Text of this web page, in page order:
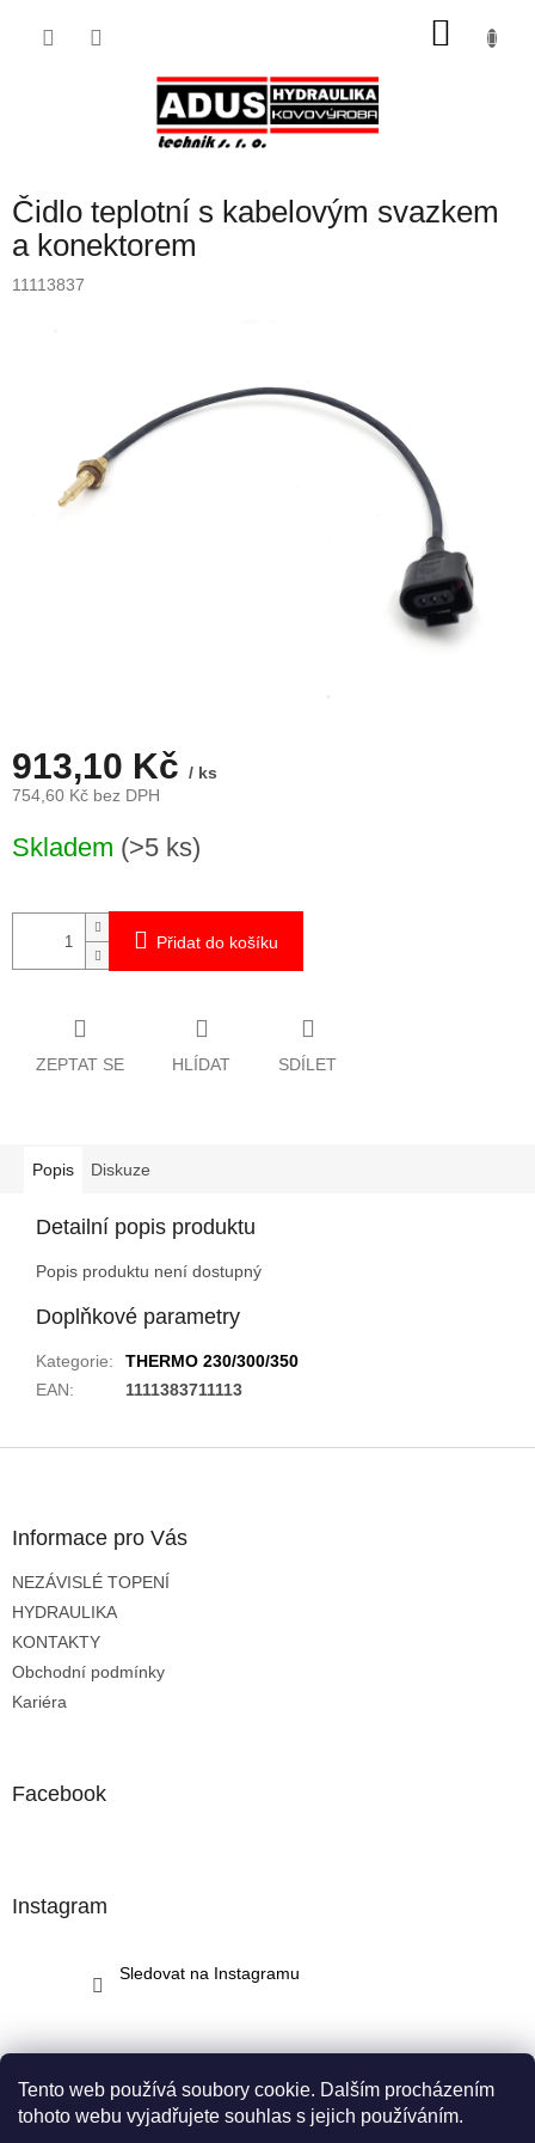
Tento web používá soubory cookie. Dalším procházením
tohoto webu vyjadřujete souhlas s jejich používáním.
Čidlo teplotní s kabelovým svazkem
a konektorem
11113837
913,10 Kč / ks
754,60 Kč bez DPH
cena:
Skladem (>5 ks)
Přidat do košíku
ZEPTAT SE HLÍDAT SDÍLET
Popis Diskuze
Detailní popis produktu
Popis produktu není dostupný
Doplňkové parametry
Kategorie:
THERMO 230/300/350
EAN: 1111383711113
Informace pro Vás
NEZÁVISLÉ TOPENÍ
HYDRAULIKA
KONTAKTY
Obchodní podmínky
Kariéra
Facebook
Instagram
Sledovat na Instagramu